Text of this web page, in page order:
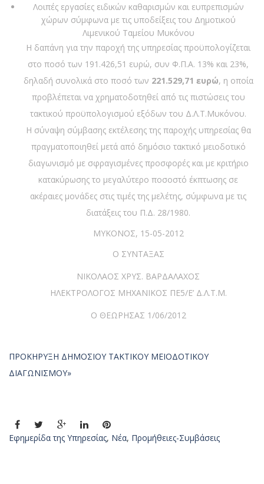
Λοιπές εργασίες ειδικών καθαρισμών και ευπρεπισμών
χώρων σύμφωνα με τις υποδείξεις του Δημοτικού
Λιμενικού Ταμείου Μυκόνου
Η δαπάνη για την παροχή της υπηρεσίας προϋπολογίζεται
στο ποσό των 191.426,51 ευρώ, συν Φ.Π.Α. 13% και 23%,
δηλαδή συνολικά στο ποσό των 221.529,71 ευρώ, η οποία
προβλέπεται να χρηματοδοτηθεί από τις πιστώσεις του
τακτικού προϋπολογισμού εξόδων του Δ.Λ.Τ.Μυκόνου.
Η σύναψη σύμβασης εκτέλεσης της παροχής υπηρεσίας θα
πραγματοποιηθεί μετά από δημόσιο τακτικό μειοδοτικό
διαγωνισμό με σφραγισμένες προσφορές και με κριτήριο
κατακύρωσης το μεγαλύτερο ποσοστό έκπτωσης σε
ακέραιες μονάδες στις τιμές της μελέτης, σύμφωνα με τις
διατάξεις του Π.Δ. 28/1980.
ΜΥΚΟΝΟΣ, 15-05-2012
Ο ΣΥΝΤΑΞΑΣ
ΝΙΚΟΛΑΟΣ ΧΡΥΣ. ΒΑΡΔΑΛΑΧΟΣ
ΗΛΕΚΤΡΟΛΟΓΟΣ ΜΗΧΑΝΙΚΟΣ ΠΕ5/Ε’ Δ.Λ.Τ.Μ.
Ο ΘΕΩΡΗΣΑΣ 1/06/2012
ΠΡΟΚΗΡΥΞΗ ΔΗΜΟΣΙΟΥ ΤΑΚΤΙΚΟΥ ΜΕΙΟΔΟΤΙΚΟΥ
ΔΙΑΓΩΝΙΣΜΟΥ»
Εφημερίδα της Υπηρεσίας, Νέα, Προμήθειες-Συμβάσεις